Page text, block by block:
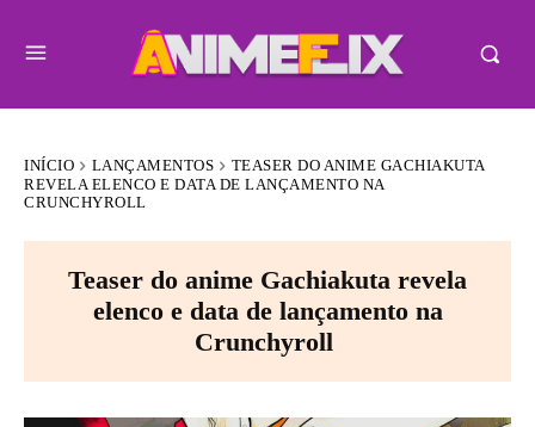
INÍCIO LANÇAMENTOS
TEASER DO ANIME GACHIAKUTA
REVELA ELENCO E DATA DE LANÇAMENTO NA
CRUNCHYROLL
Teaser do anime Gachiakuta revela
elenco e data de lançamento na
Crunchyroll